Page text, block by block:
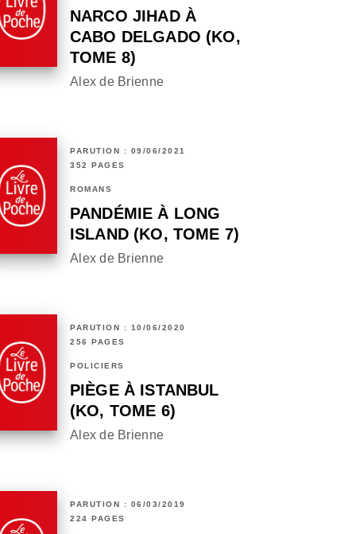
NARCO JIHAD À
CABO DELGADO (KO,
TOME 8)
Alex de Brienne
PARUTION : 09/06/2021
352 PAGES
ROMANS
PANDÉMIE À LONG
ISLAND (KO, TOME 7)
Alex de Brienne
PARUTION : 10/06/2020
256 PAGES
POLICIERS
PIÈGE À ISTANBUL
(KO, TOME 6)
Alex de Brienne
PARUTION : 06/03/2019
224 PAGES